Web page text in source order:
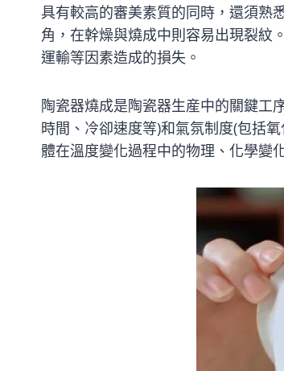
具有較高的審美素質的同時，還須熟
角，在幹燥與燒成中則容易出現裂紋
運輸等因素造成的損失。
陶瓷器燒成是陶瓷器生産中的關鍵工
時間、冷卻速度等)和氣氛制度(包括
體在溫度變化過程中的物理、化學變